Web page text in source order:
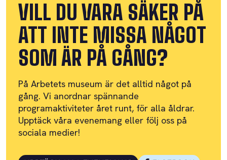
VILL DU VARA SÄKER PÅ
ATT INTE MISSA NÅGOT
SOM ÄR PÅ GÅNG?
På Arbetets museum är det alltid något på
gång. Vi anordnar spännande
programaktiviteter året runt, för alla åldrar.
Upptäck våra evenemang eller följ oss på
sociala medier!